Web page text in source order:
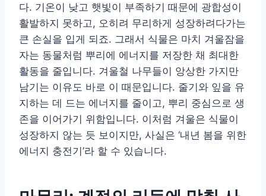
다. 기온이 낮고 햇빛이 부족하기 때문에 광합성이
활발하지 못하고, 오히려 무리하게 성장하려다가는
큰 손실을 입게 되죠. 그래서 식물은 마치 겨울잠을
자는 동물처럼 뿌리에 에너지를 저장한 채 최대한
활동을 줄입니다. 겨울철 나무들이 앙상한 가지만
남기는 이유도 바로 이 때문입니다. 줄기와 잎을 유
지하는 데 드는 에너지를 줄이고, 뿌리 중심으로 생
존을 이어가기 위함입니다. 이처럼 겨울은 식물이
성장하지 않는 듯 보이지만, 사실은 ‘내년 봄을 위한
에너지 충전기’라 할 수 있습니다.